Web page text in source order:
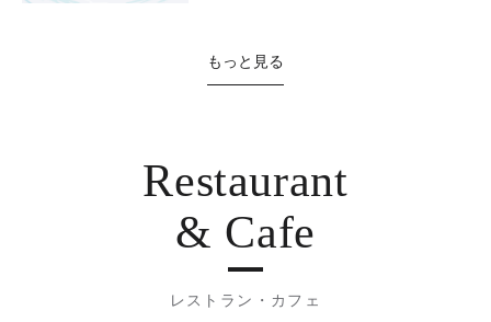
もっと見る
Restaurant
& Cafe
レストラン・カフェ